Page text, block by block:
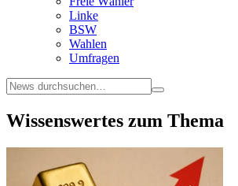
Linke
BSW
Wahlen
Umfragen
Wissenswertes zum Thema